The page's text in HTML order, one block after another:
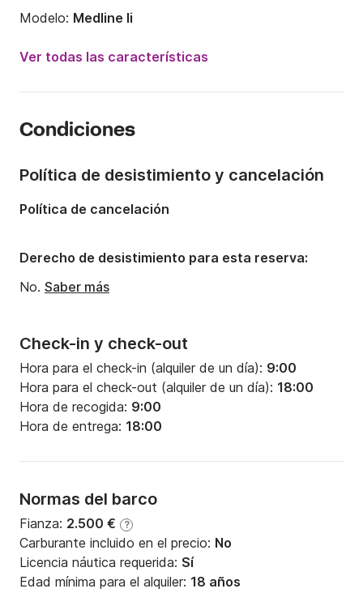
Modelo: Medline Ii
225CV
Capacidad a bordo:
Ver todas las características
Condiciones
Check-in y check-out
Hora para el check-in (alquiler de un día): 9:00
Hora para el check-out (alquiler de un día): 18:00
Hora de recogida: 9:00
Hora de entrega: 18:00
Normas del barco
Fianza: 2.500 € ?
Carburante incluido en el precio: No
Licencia náutica requerida: Sí
Edad mínima para el alquiler: 18 años
Política de desistimiento y cancelación
Política de cancelación
Derecho de desistimiento para esta reserva:
No. Saber más